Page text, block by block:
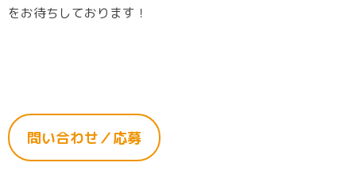
をお待ちしております！
問い合わせ／応募